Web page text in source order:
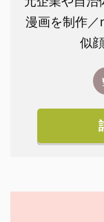
漫画を制作
似